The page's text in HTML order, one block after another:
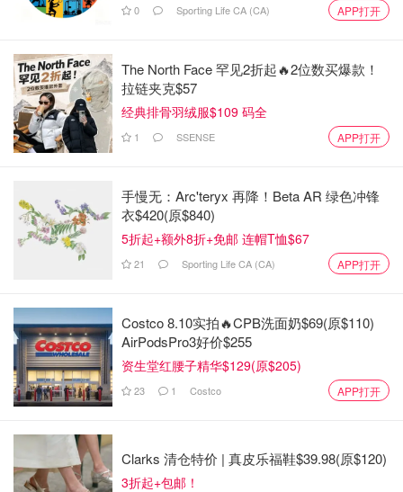
可供选择的廉价航班预订。而且网站的设计非常简单，在滚
动查找廉价航班时非常方便。同样以上方搜索的航班时间为
例，使用Skyscanner搜索出来的航班价格适中，但是飞行
时长确实很久。
Skyscanner
快速的搜索引擎 没有高级网站会员福利
0 Sporting Life CA (CA) APP打开
The North Face 罕见2折起🔥2位数买爆款！
拉链夹克$57
经典排骨羽绒服$109 码全
1 SSENSE APP打开
手慢无：Arc'teryx 再降！Beta AR 绿色冲锋
衣$420(原$840)
5折起+额外8折+免邮 连帽T恤$67
21 Sporting Life CA (CA) APP打开
Costco 8.10实拍🔥CPB洗面奶$69(原$110)
AirPodsPro3好价$255
资生堂红腰子精华$129(原$205)
23 1 Costco APP打开
Clarks 清仓特价 | 真皮乐福鞋$39.98(原$120)
3折起+包邮！